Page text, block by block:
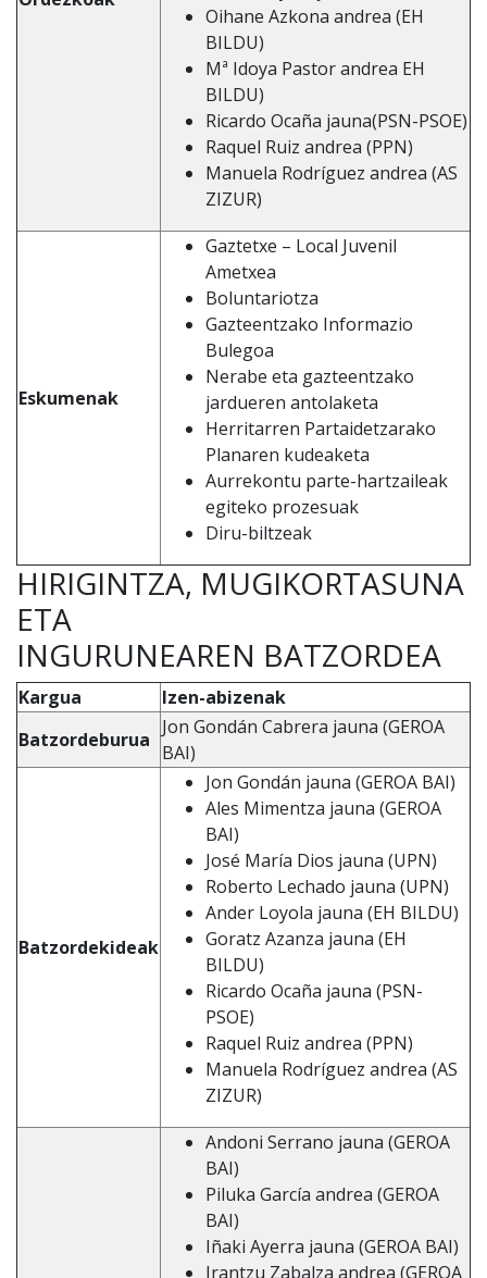
Oihane Azkona andrea (EH
BILDU)
Mª Idoya Pastor andrea EH
BILDU)
Ricardo Ocaña jauna(PSN-PSOE)
Raquel Ruiz andrea (PPN)
Manuela Rodríguez andrea (AS
ZIZUR)
Eskumenak
Gaztetxe – Local Juvenil
Ametxea
Boluntariotza
Gazteentzako Informazio
Bulegoa
Nerabe eta gazteentzako
jardueren antolaketa
Herritarren Partaidetzarako
Planaren kudeaketa
Aurrekontu parte-hartzaileak
egiteko prozesuak
Diru-biltzeak
HIRIGINTZA, MUGIKORTASUNA
ETA
INGURUNEAREN BATZORDEA
Kargua
Izen-abizenak
Batzordeburua
Jon Gondán Cabrera jauna (GEROA
BAI)
Batzordekideak
Jon Gondán jauna (GEROA BAI)
Ales Mimentza jauna (GEROA
BAI)
José María Dios jauna (UPN)
Roberto Lechado jauna (UPN)
Ander Loyola jauna (EH BILDU)
Goratz Azanza jauna (EH
BILDU)
Ricardo Ocaña jauna (PSN-
PSOE)
Raquel Ruiz andrea (PPN)
Manuela Rodríguez andrea (AS
ZIZUR)
Andoni Serrano jauna (GEROA
BAI)
Piluka García andrea (GEROA
BAI)
Iñaki Ayerra jauna (GEROA BAI)
Irantzu Zabalza andrea (GEROA